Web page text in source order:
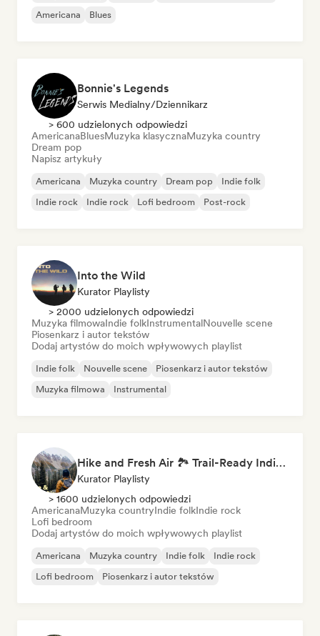
Americana
Blues
Bonnie's Legends
Serwis Medialny/Dziennikarz
> 600 udzielonych odpowiedzi
AmericanaBluesMuzyka klasycznaMuzyka country
Dream pop
Napisz artykuły
Americana Muzyka country Dream pop
Indie folk
Indie rock
Indie rock Lofi bedroom Post-rock
Into the Wild
Kurator Playlisty
> 2000 udzielonych odpowiedzi
Muzyka filmowaIndie folkInstrumentalNouvelle scene
Piosenkarz i autor tekstów
Dodaj artystów do moich wpływowych playlist
Indie folk Nouvelle scene
Piosenkarz i autor tekstów
Muzyka filmowa
Instrumental
Hike and Fresh Air 🏞️ Trail-Ready Indie Folk & Acoustic
Kurator Playlisty
> 1600 udzielonych odpowiedzi
AmericanaMuzyka countryIndie folkIndie rock
Lofi bedroom
Dodaj artystów do moich wpływowych playlist
Americana Muzyka country Indie folk
Indie rock
Lofi bedroom
Piosenkarz i autor tekstów